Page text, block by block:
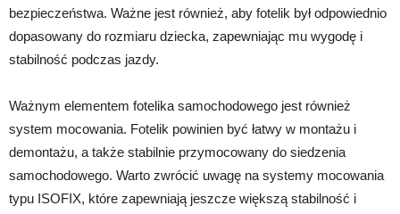
bezpieczeństwa. Ważne jest również, aby fotelik był odpowiednio
dopasowany do rozmiaru dziecka, zapewniając mu wygodę i
stabilność podczas jazdy.
Ważnym elementem fotelika samochodowego jest również
system mocowania. Fotelik powinien być łatwy w montażu i
demontażu, a także stabilnie przymocowany do siedzenia
samochodowego. Warto zwrócić uwagę na systemy mocowania
typu ISOFIX, które zapewniają jeszcze większą stabilność i